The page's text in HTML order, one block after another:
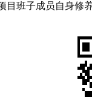
班子成员自身修